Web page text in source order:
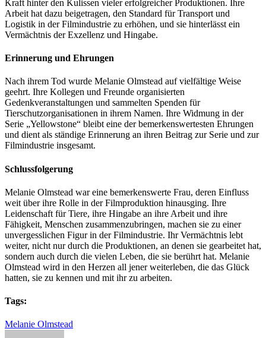
Kraft hinter den Kulissen vieler erfolgreicher Produktionen. Ihre
Arbeit hat dazu beigetragen, den Standard für Transport und
Logistik in der Filmindustrie zu erhöhen, und sie hinterlässt ein
Vermächtnis der Exzellenz und Hingabe.
Erinnerung und Ehrungen
Nach ihrem Tod wurde Melanie Olmstead auf vielfältige Weise
geehrt. Ihre Kollegen und Freunde organisierten
Gedenkveranstaltungen und sammelten Spenden für
Tierschutzorganisationen in ihrem Namen. Ihre Widmung in der
Serie „Yellowstone“ bleibt eine der bemerkenswertesten Ehrungen
und dient als ständige Erinnerung an ihren Beitrag zur Serie und zur
Filmindustrie insgesamt.
Schlussfolgerung
Melanie Olmstead war eine bemerkenswerte Frau, deren Einfluss
weit über ihre Rolle in der Filmproduktion hinausging. Ihre
Leidenschaft für Tiere, ihre Hingabe an ihre Arbeit und ihre
Fähigkeit, Menschen zusammenzubringen, machen sie zu einer
unvergesslichen Figur in der Filmindustrie. Ihr Vermächtnis lebt
weiter, nicht nur durch die Produktionen, an denen sie gearbeitet hat,
sondern auch durch die vielen Leben, die sie berührt hat. Melanie
Olmstead wird in den Herzen all jener weiterleben, die das Glück
hatten, sie zu kennen und mit ihr zu arbeiten.
Tags:
Melanie Olmstead